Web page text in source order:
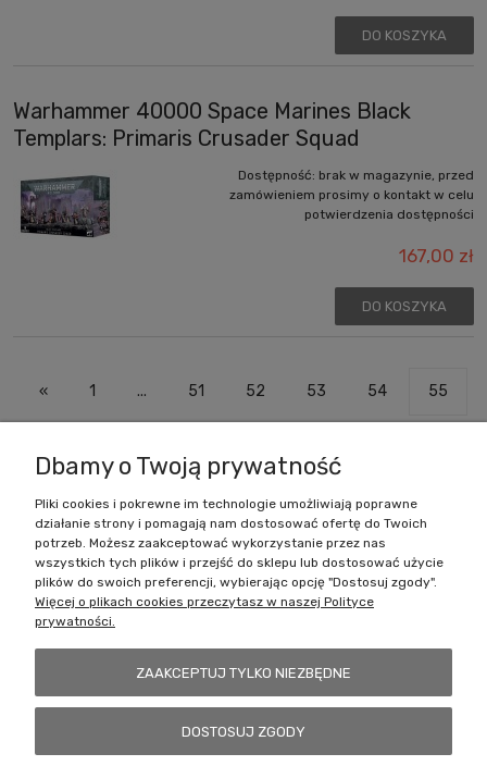
DO KOSZYKA
Warhammer 40000 Space Marines Black
Templars: Primaris Crusader Squad
Dostępność: brak w magazynie, przed
zamówieniem prosimy o kontakt w celu
potwierdzenia dostępności
167,00 zł
DO KOSZYKA
« 1 ... 51 52 53 54 55
Zakupy
Pomoc
Dbamy o Twoją prywatność
Pliki cookies i pokrewne im technologie umożliwiają poprawne
działanie strony i pomagają nam dostosować ofertę do Twoich
potrzeb. Możesz zaakceptować wykorzystanie przez nas
wszystkich tych plików i przejść do sklepu lub dostosować użycie
plików do swoich preferencji, wybierając opcję "Dostosuj zgody".
Więcej o plikach cookies przeczytasz w naszej Polityce
prywatności.
ZAAKCEPTUJ TYLKO NIEZBĘDNE
DOSTOSUJ ZGODY